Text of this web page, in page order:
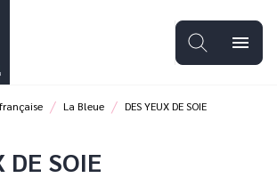
menu
/ La Bleue / DES YEUX DE SOIE
DE SOIE